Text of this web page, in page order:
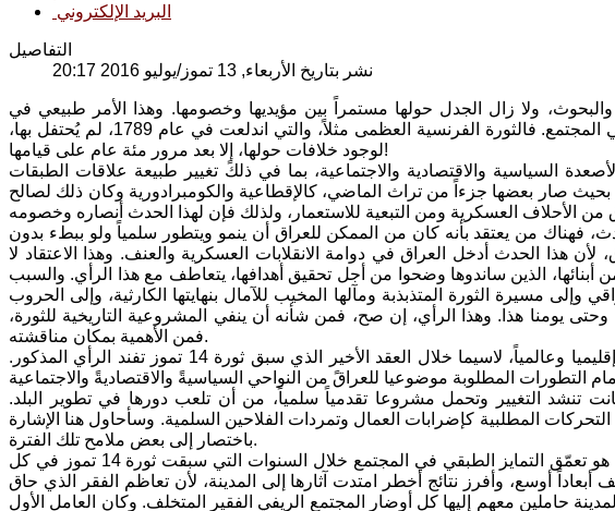
البريد الإلكتروني
التفاصيل
نشر بتاريخ الأربعاء, 13 تموز/يوليو 2016 20:17
وآلاف المقالات والبحوث، ولا زال الجدل حولها مستمراً بين مؤيديها وخصومها. وهذا الأمر طبيعي في
الثورات التي تجري تغييراً جوهرياً في طبيعة العلاقات الطبقية في المجتمع. فالثورة الفرنسية العظمى مثلاً، والتي اندلعت في عام 1789، لم يُحتفل بها،
لوجود خلافات حولها، إلا بعد مرور مئة عام على قيامها!
الأصعدة السياسية والاقتصادية والاجتماعية، بما في ذلكً تغيير طبيعة علاقات الطبقات
صار بعضها جزءاً من تراث الماضي، كالإقطاعية والكومبرادورية وكان ذلك لصالح
فهناك من يعتقد بأنه كان من الممكن للعراق أن ينمو ويتطور سلمياً ولو ببطء بدون
لأن هذا الحدث أدخل العراق في دوامة الانقلابات العسكرية والعنف. وهذا الاعتقاد لا
الذين ساندوها وضحوا من أجل تحقيق أهدافها، يتعاطف مع هذا الرأي. والسبب
مسيرة الثورة المتذبذبة ومآلها المخيب للآمال بنهايتها الكارثية، وإلى الحروب
يومنا هذا. وهذا الرأي، إن صح، فمن شأنه أن ينفي المشروعية التاريخية للثورة،
فمن الأهمية بمكان مناقشته.
إن مجرى تطور الأحداث والظروف التي أحاطت بالبلاد، داخلياً وإقليميا وعالمياً، لاسيما خلال العقد الأخير الذي سبق ثورة 14 تموز تفند الرأي المذكور.
تنشد التغيير وتحمل مشروعا تقدمياً سلمياً، من أن تلعب دورها في تطوير البلد.
المطلبية كإضرابات العمال وتمردات الفلاحين السلمية. وسأحاول هنا الإشارة
باختصار إلى بعض ملامح تلك الفترة.
فعلى الصعيد الاقتصادي والاجتماعي، فإن أبرز ما يمكن ملاحظته هو تعمّق التمايز الطبقي في المجتمع خلال السنوات التي سبقت ثورة 14 تموز في كل
أوسع، وأفرز نتائج أخطر امتدت آثارها إلى المدينة، لأن تعاظم الفقر الذي حاق
حاملين معهم إليها كل أوضار المجتمع الريفي الفقير المتخلف. وكان العامل الأول